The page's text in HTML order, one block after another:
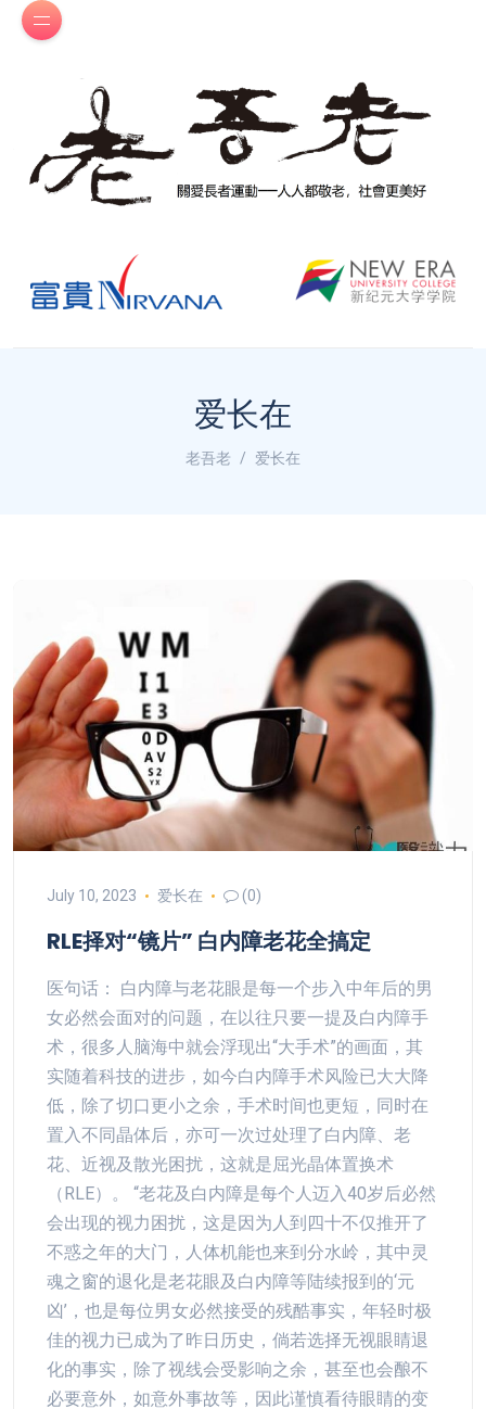
爱长在
老吾老 爱长在
July 10, 2023 爱长在 (0)
RLE择对“镜片” 白内障老花全搞定
医句话： 白内障与老花眼是每一个步入中年后的男
女必然会面对的问题，在以往只要一提及白内障手
术，很多人脑海中就会浮现出“大手术”的画面，其
实随着科技的进步，如今白内障手术风险已大大降
低，除了切口更小之余，手术时间也更短，同时在
置入不同晶体后，亦可一次过处理了白内障、老
花、近视及散光困扰，这就是屈光晶体置换术
（RLE）。 “老花及白内障是每个人迈入40岁后必然
会出现的视力困扰，这是因为人到四十不仅推开了
不惑之年的大门，人体机能也来到分水岭，其中灵
魂之窗的退化是老花眼及白内障等陆续报到的‘元
凶’，也是每位男女必然接受的残酷事实，年轻时极
佳的视力已成为了昨日历史，倘若选择无视眼睛退
化的事实，除了视线会受影响之余，甚至也会酿不
必要意外，如意外事故等，因此谨慎看待眼睛的变